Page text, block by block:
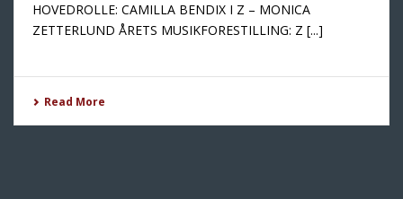
HOVEDROLLE: CAMILLA BENDIX I Z – MONICA
ZETTERLUND ÅRETS MUSIKFORESTILLING: Z [...]
Read More